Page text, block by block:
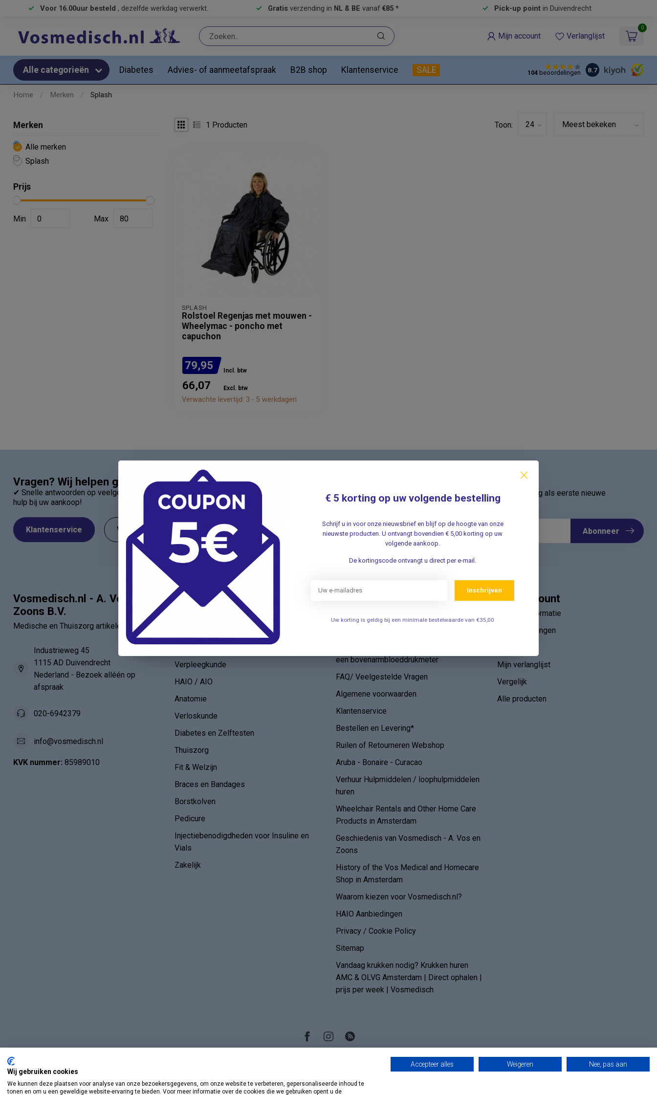
Voor 16.00uur besteld , dezelfde werkdag verwerkt. Gratis verzending in NL & BE vanaf €85 * Pick-up pointin Duivendrecht
Mijn account Verlanglijst
0
Alle categorieën Diabetes Advies- of aanmeetafspraak B2B shop Klantenservice SALE 104beoordelingen 8.7
Home / Merken / Splash
Merken
Alle merken
Splash
Prijs
Min Max
1 Producten Toon:
SPLASH
Rolstoel Regenjas met mouwen -
Wheelymac - poncho met
capuchon
79,95 Incl. btw
66,07 Excl. btw
Verwachte levertijd: 3 - 5 werkdagen
Vragen? Wij helpen graag!
✔ Snelle antwoorden op veelgestelde vragen ✔ Direct contact met onze klantenservice ✔ Altijd
hulp bij uw aankoop!
Klantenservice Veelgestelde Vragen
Schrijf u in voor onze nieuwsbrief en ontvang als eerste nieuwe
aanbiedingen Meld u nu aan ➡️
Abonneer
Vosmedisch.nl - A. Vos en
Zoons B.V.
Medische en Thuiszorg artikelen
Industrieweg 45
1115 AD Duivendrecht
Nederland - Bezoek alléén op
afspraak
020-6942379
info@vosmedisch.nl
KVK nummer: 85989010
Categorieën
EHBO - BHV
Verpleegkunde
HAIO / AIO
Anatomie
Verloskunde
Diabetes en Zelftesten
Thuiszorg
Fit & Welzijn
Braces en Bandages
Borstkolven
Pedicure
Injectiebenodigdheden voor Insuline en
Vials
Zakelijk
een bovenarmbloeddrukmeter
FAQ/ Veelgestelde Vragen
Algemene voorwaarden
Klantenservice
Bestellen en Levering*
Ruilen of Retourneren Webshop
Aruba - Bonaire - Curacao
Verhuur Hulpmiddelen / loophulpmiddelen
huren
Wheelchair Rentals and Other Home Care
Products in Amsterdam
Geschiedenis van Vosmedisch - A. Vos en
Zoons
History of the Vos Medical and Homecare
Shop in Amsterdam
Waarom kiezen voor Vosmedisch.nl?
HAIO Aanbiedingen
Privacy / Cookie Policy
Sitemap
Vandaag krukken nodig? Krukken huren
AMC & OLVG Amsterdam | Direct ophalen |
prijs per week | Vosmedisch
Mijn account
Account informatie
Mijn bestellingen
Mijn verlanglijst
Vergelijk
Alle producten
Wij gebruiken cookies
We kunnen deze plaatsen voor analyse van onze bezoekersgegevens, om onze website te verbeteren, gepersonaliseerde inhoud te
tonen en om u een geweldige website-ervaring te bieden. Voor meer informatie over de cookies die we gebruiken opent u de
Accepteer alles Weigeren Nee, pas aan
€ 5 korting op uw volgende bestelling
Schrijf u in voor onze nieuwsbrief en blijf op de hoogte van onze
nieuwste producten. U ontvangt bovendien € 5,00 korting op uw
volgende aankoop.
De kortingscode ontvangt u direct per e-mail.
Inschrijven
Uw korting is geldig bij een minimale bestelwaarde van €35,00